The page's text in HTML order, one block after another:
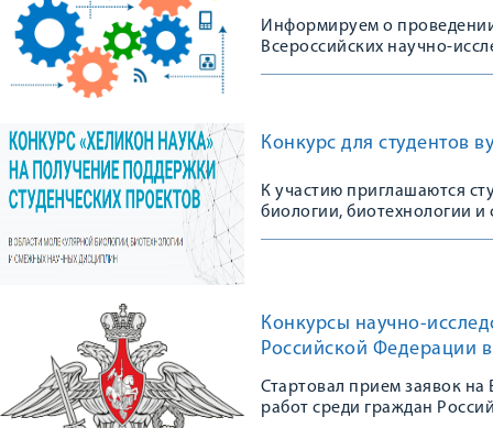
Информируем о
Всероссийских научно-
Конкурс для студентов
К участию приглашаются
биологии, биотехнологии
Конкурсы научно-
Российской Федерации
Стартовал прием заявок на
работ среди граждан